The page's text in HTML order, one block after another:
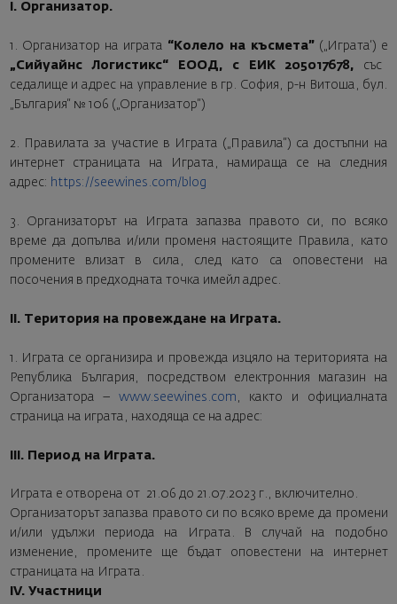
I. Организатор.
1. Организатор на играта “Колело на късмета” („Играта‘) е
„Сийуайнс Логистикс“ ЕООД, с ЕИК 205017678, със
седалище и адрес на управление в гр. София, р-н Витоша, бул.
„България“ № 106 („Организатор“)
2. Правилата за участие в Играта („Правила“) са достъпни на
интернет страницата на Играта, намираща се на следния
адрес: https://seewines.com/blog
3. Организаторът на Играта запазва правото си, по всяко
време да допълва и/или променя настоящите Правила, като
промените влизат в сила, след като са оповестени на
посочения в предходната точка имейл адрес.
II. Територия на провеждане на Играта.
1. Играта се организира и провежда изцяло на територията на
Република България, посредством електронния магазин на
Организатора – www.seewines.com , както и официалната
страница на играта, находяща се на адрес:
III. Период на Играта.
Играта е отворена от 21.06 до 21.07.2023 г., включително.
Организаторът запазва правото си по всяко време да промени
и/или удължи периода на Играта. В случай на подобно
изменение, промените ще бъдат оповестени на интернет
страницата на Играта.
IV. Участници